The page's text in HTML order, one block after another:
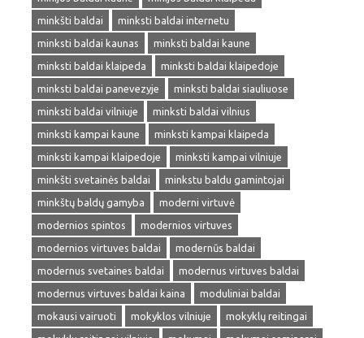
minkšti baldai
minksti baldai internetu
minksti baldai kaunas
minksti baldai kaune
minksti baldai klaipeda
minksti baldai klaipedoje
minksti baldai panevezyje
minksti baldai siauliuose
minksti baldai vilniuje
minksti baldai vilnius
minksti kampai kaune
minksti kampai klaipeda
minksti kampai klaipedoje
minksti kampai vilniuje
minkšti svetainės baldai
minkstu baldu gamintojai
minkštų baldų gamyba
moderni virtuvė
modernios spintos
modernios virtuves
modernios virtuves baldai
modernūs baldai
modernus svetaines baldai
modernus virtuves baldai
modernus virtuves baldai kaina
moduliniai baldai
mokausi vairuoti
mokyklos vilniuje
mokyklų reitingai